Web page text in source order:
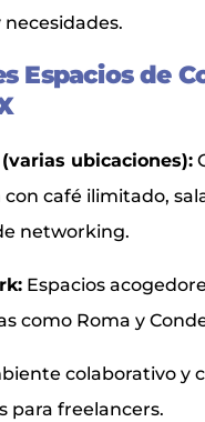
Espacios de
ubicaciones):
café ilimitado,
networking.
Espacios
como Roma y
colaborativo y
para freelancers.